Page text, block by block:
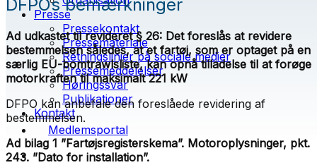
Presse
Pressekontakt
Pressemateriale
Retningslinjer på sociale medier
Pressemeddelelser
Høringssvar
Publikationer
Kontakt
Medlemsportal
DFPOs bemærkninger
Ad udkastet til revideret § 26: Det foreslås at revidere
bestemmelsen således, at et fartøj, som er optaget på en
særlig EU-bomtrawlsliste, kan opnå tilladelse til at forøge
motorkraften til maksimalt 221 kW
DFPO kan anbefale den foreslåede revidering af
bestemmelsen.
Ad bilag 1 ”Fartøjsregisterskema”. Motoroplysninger, pkt.
243. ”Dato for installation”.